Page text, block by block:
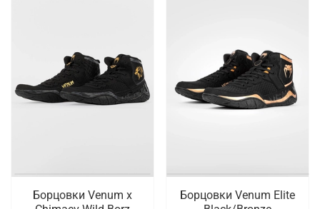
Борцовки Venum x
Борцовки Venum Elite